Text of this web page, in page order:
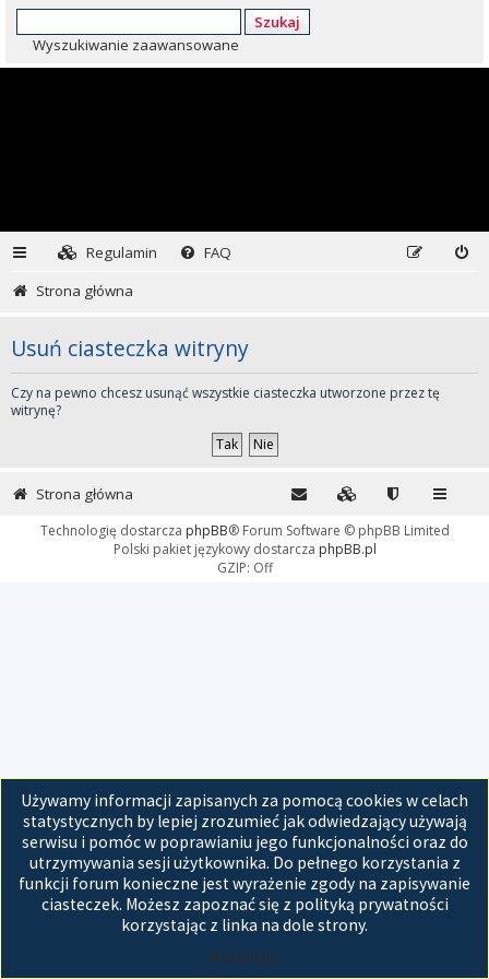
Szukaj
Wyszukiwanie zaawansowane
Regulamin
FAQ
Strona główna
Usuń ciasteczka witryny
Czy na pewno chcesz usunąć wszystkie ciasteczka utworzone przez tę
witrynę?
Używamy informacji zapisanych za pomocą cookies w celach
statystycznych by lepiej zrozumieć jak odwiedzający używają
serwisu i pomóc w poprawianiu jego funkcjonalności oraz do
utrzymywania sesji użytkownika. Do pełnego korzystania z
funkcji forum konieczne jest wyrażenie zgody na zapisywanie
ciasteczek. Możesz zapoznać się z polityką prywatności
korzystając z linka na dole strony.
Akceptuję
Strona główna
Technologię dostarcza phpBB® Forum Software © phpBB Limited
Polski pakiet językowy dostarcza phpBB.pl
GZIP: Off